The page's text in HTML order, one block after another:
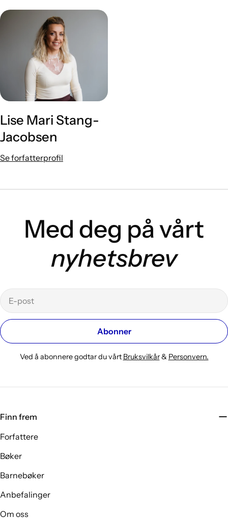
Lise Mari Stang-
Jacobsen
Se forfatterprofil
Med deg på vårt
nyhetsbrev
E-
post
Abonner
Ved å abonnere godtar du vårt Bruksvilkår& Personvern.
Finn frem
Forfattere
Bøker
Barnebøker
Anbefalinger
Om oss